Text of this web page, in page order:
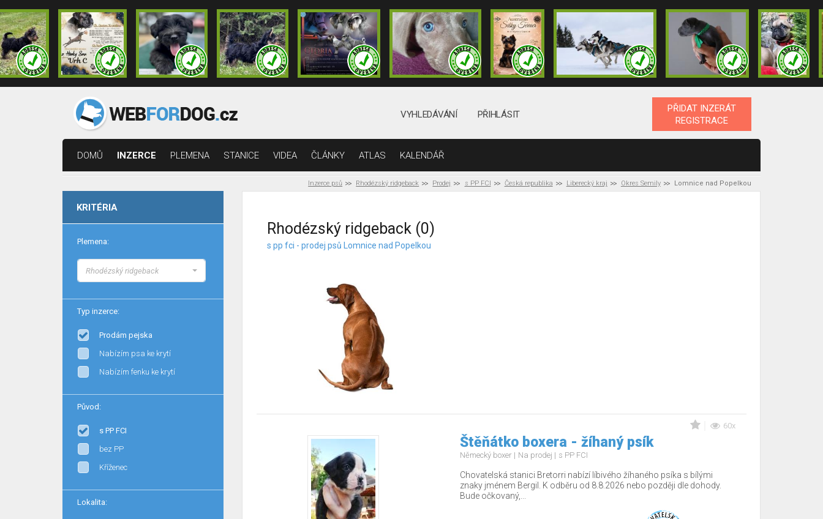
VYHLEDÁVÁNÍ PŘIHLÁSIT
PŘIDAT INZERÁT
REGISTRACE
DOMŮ INZERCE PLEMENA STANICE VIDEA ČLÁNKY ATLAS KALENDÁŘ
Inzerce psů Rhodézský ridgeback Prodej s PP FCI Česká republika Liberecký kraj Okres Semily Lomnice nad Popelkou
KRITÉRIA
Plemena:
Rhodézský ridgeback
Typ inzerce:
Prodám pejska
Nabízím psa ke krytí
Nabízím fenku ke krytí
Původ:
s PP FCI
bez PP
Kříženec
Lokalita:
Rhodézský ridgeback (0)
s pp fci - prodej psů Lomnice nad Popelkou
60x
Štěňátko boxera - žíhaný psík
Německý boxer Na prodej s PP FCI
Chovatelská stanici Bretorri nabízí líbivého žíhaného psíka s bílými
znaky jménem Bergil. K odběru od 8.8.2026 nebo později dle dohody.
Bude očkovaný,...